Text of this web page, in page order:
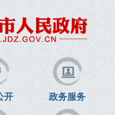
开 政务服务